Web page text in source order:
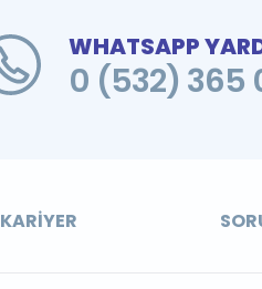
WHATSAPP
0 (532) 365
KARIYER